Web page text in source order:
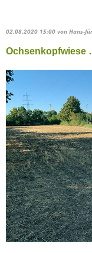
02.08.2020 15:00 von Hans-
Ochsenkopfwiese